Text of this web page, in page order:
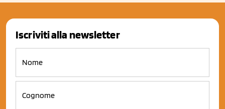
Iscriviti alla newsletter